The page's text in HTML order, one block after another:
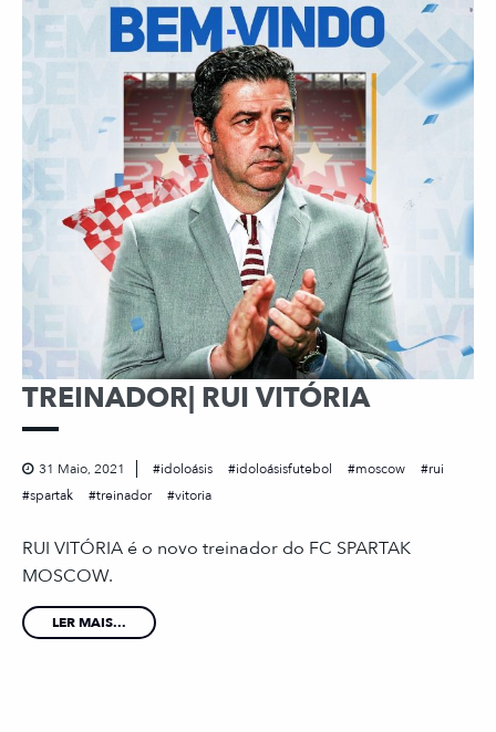
TREINADOR| RUI VITÓRIA
31 Maio, 2021 idoloásis idoloásisfutebol moscow
rui
spartak
treinador vitoria
RUI VITÓRIA é o novo treinador do FC SPARTAK
MOSCOW.
LER MAIS...